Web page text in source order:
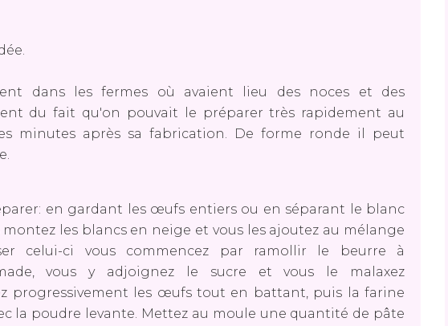
dans les fermes où avaient lieu des noces et des
du fait qu'on pouvait le préparer très rapidement au
minutes après sa fabrication. De forme ronde il peut
en gardant les œufs entiers ou en séparant le blanc
montez les blancs en neige et vous les ajoutez au mélange
celui-ci vous commencez par ramollir le beurre à
vous y adjoignez le sucre et vous le malaxez
progressivement les œufs tout en battant, puis la farine
la poudre levante. Mettez au moule une quantité de pâte